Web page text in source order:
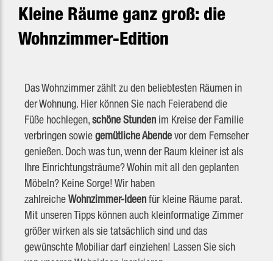
Kleine Räume ganz groß: die
Wohnzimmer-Edition
Das Wohnzimmer zählt zu den beliebtesten Räumen in
der Wohnung. Hier können Sie nach Feierabend die
Füße hochlegen,schöne Stunden im Kreise der Familie
verbringen sowiegemütliche Abendevor dem Fernseher
genießen. Doch was tun, wenn der Raum kleiner ist als
Ihre Einrichtungsträume? Wohin mit all den geplanten
Möbeln? Keine Sorge! Wir haben
zahlreicheWohnzimmer-Ideenfür kleine Räume parat.
Mit unseren Tipps können auch kleinformatige Zimmer
größer wirken als sie tatsächlich sind und das
gewünschte Mobiliar darf einziehen! Lassen Sie sich